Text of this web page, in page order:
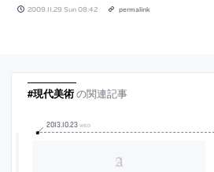
2009.11.29 Sun 08:42 permalink
#現代美術の関連記事
2013.10.23 WED